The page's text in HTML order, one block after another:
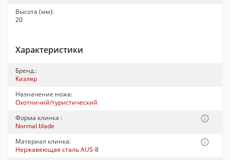
Высота (мм):
20
Характеристики
Бренд.:
Кизляр
Назначение ножа:
Охотничий/туристический
Форма клинка :
Normal blade
Материал клинка:
Нержавеющая сталь AUS-8